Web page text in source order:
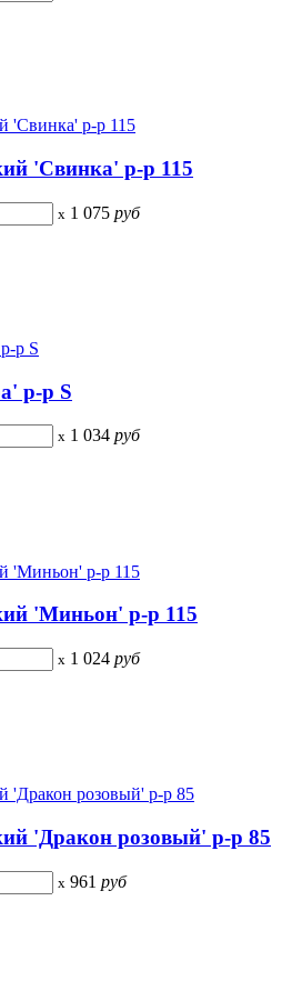
'Свинка' р-р 115
x 1 075 руб
р-р S
x 1 034 руб
'Миньон' р-р 115
x 1 024 руб
'Дракон розовый' р-р 85
x 961 руб